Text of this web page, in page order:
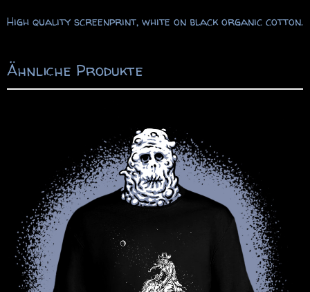
High quality screenprint, white on black organic cotton.
Ähnliche Produkte